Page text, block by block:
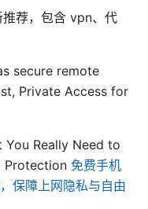
荐，包含 vpn、代
secure remote
Private Access for
Really Need to
Protection 免费手机
保障上网隐私与自由